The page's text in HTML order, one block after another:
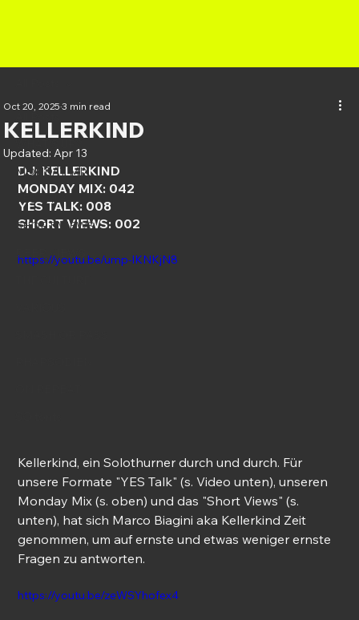
MONDAY MIX
YES TALK
SHORT VIEWS
DEEP VIEWS
KELLERKIND
Oct 20, 20253 min read
Updated:Apr 13
DJ: KELLERKIND
MONDAY MIX: 042
YES TALK: 008
SHORT VIEWS: 002
https://youtu.be/ump-lKNKjN8
Kellerkind, ein Solothurner durch und durch. Für
unsere Formate "YES Talk" (s. Video unten), unseren
Monday Mix (s. oben) und das "Short Views" (s.
unten), hat sich Marco Biagini aka Kellerkind Zeit
genommen, um auf ernste und etwas weniger ernste
Fragen zu antworten.
https://youtu.be/zeWSYhofex4